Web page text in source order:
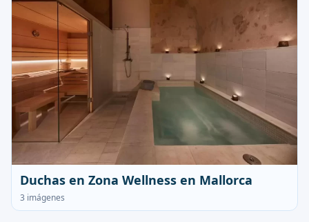
Duchas en Zona Wellness en Mallorca
3 imágenes